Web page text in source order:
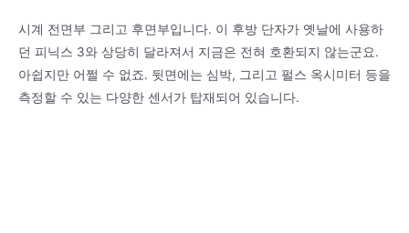
시계 전면부 그리고 후면부입니다. 이 후방 단자가 옛날에 사용하
던 피닉스 3와 상당히 달라져서 지금은 전혀 호환되지 않는군요.
아쉽지만 어쩔 수 없죠. 뒷면에는 심박, 그리고 펄스 옥시미터 등을
측정할 수 있는 다양한 센서가 탑재되어 있습니다.